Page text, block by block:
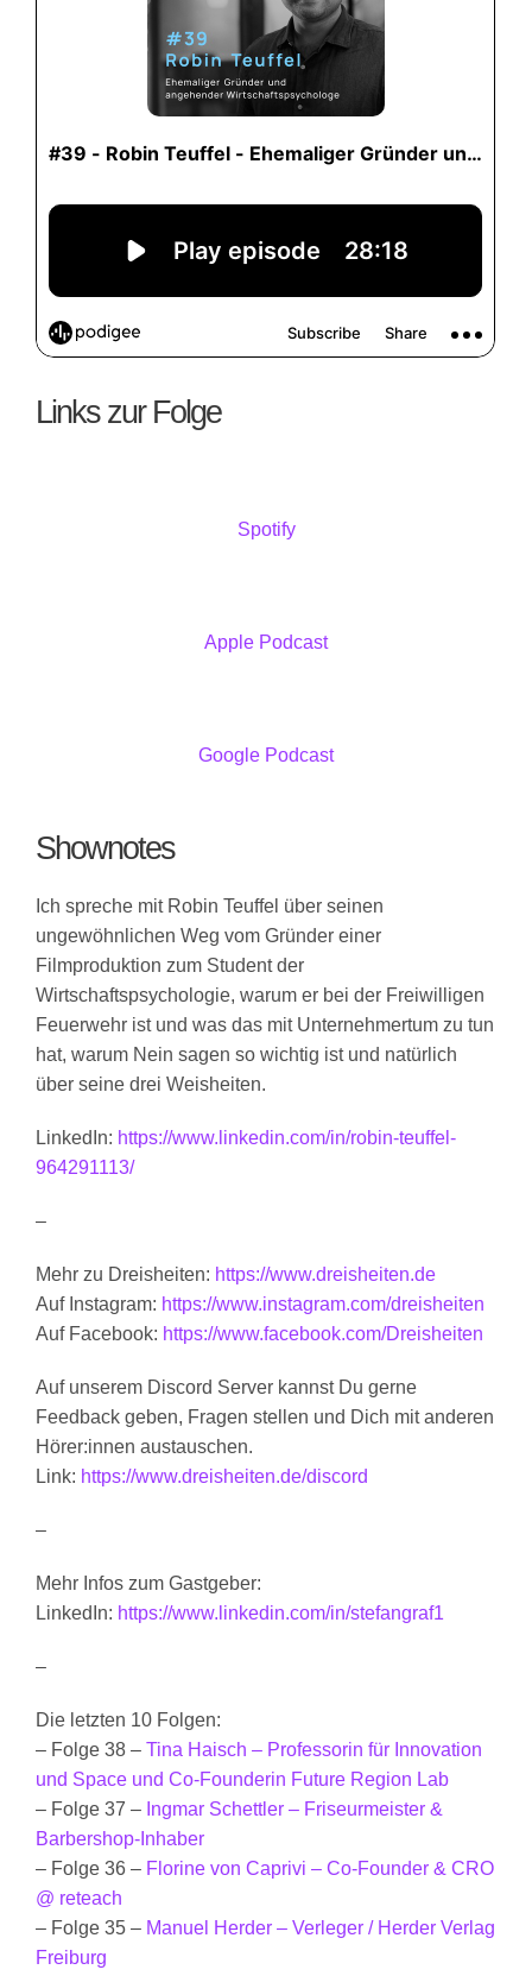
Links zur Folge
Spotify
Apple Podcast
Google Podcast
Shownotes
Ich spreche mit Robin Teuffel über seinen
ungewöhnlichen Weg vom Gründer einer
Filmproduktion zum Student der
Wirtschaftspsychologie, warum er bei der Freiwilligen
Feuerwehr ist und was das mit Unternehmertum zu tun
hat, warum Nein sagen so wichtig ist und natürlich
über seine drei Weisheiten.
LinkedIn: https://www.linkedin.com/in/robin-teuffel-
964291113/
–
Mehr zu Dreisheiten: https://www.dreisheiten.de
Auf Instagram: https://www.instagram.com/dreisheiten
Auf Facebook: https://www.facebook.com/Dreisheiten
Auf unserem Discord Server kannst Du gerne
Feedback geben, Fragen stellen und Dich mit anderen
Hörer:innen austauschen.
Link: https://www.dreisheiten.de/discord
–
Mehr Infos zum Gastgeber:
LinkedIn: https://www.linkedin.com/in/stefangraf1
–
Die letzten 10 Folgen:
– Folge 38 – Tina Haisch – Professorin für Innovation
und Space und Co-Founderin Future Region Lab
– Folge 37 – Ingmar Schettler – Friseurmeister &
Barbershop-Inhaber
– Folge 36 – Florine von Caprivi – Co-Founder & CRO
@ reteach
– Folge 35 – Manuel Herder – Verleger / Herder Verlag
Freiburg